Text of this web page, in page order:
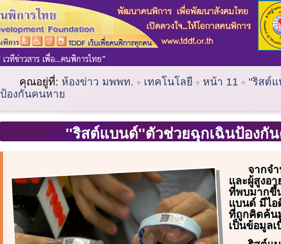
คุณอยู่ที่: ห้องข่าว มพพท. เทคโนโลยี หน้า 11
''ริสต์
ป้องกันคนหาย
''ริสต์แบนด์''ตัวช่วยฉุกเฉินป้องกั
จากจ
และผู้สูงอ
ที่พบมากขึ้
แบนด์ มีไอ
ที่ถูกคิดค้น
เป็นข้อมูลเ